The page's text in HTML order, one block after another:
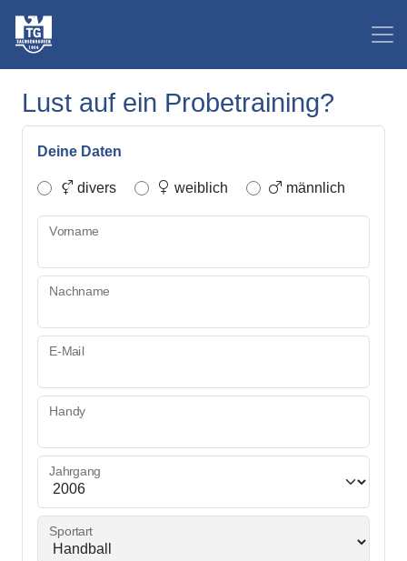
Lust auf ein Probetraining?
Deine Daten
divers weiblich männlich
Vorname
Nachname
E-Mail
Handy
Jahrgang
Sportart